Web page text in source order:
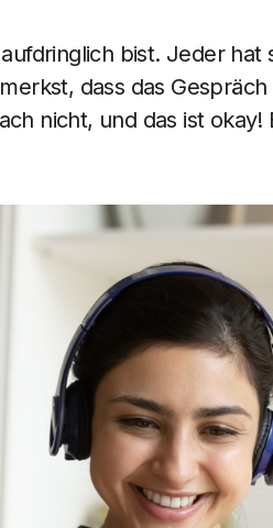
bist. Jeder hat
dass das
nicht, und das ist